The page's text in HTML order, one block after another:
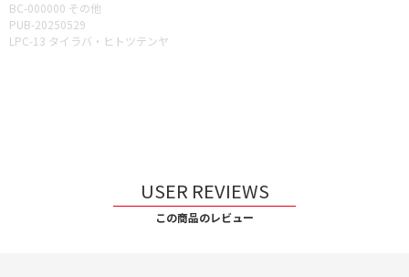
BC-000000 その他
PUB-20250529
LPC-13 タイラバ・ヒトツテンヤ
USER REVIEWS
この商品のレビュー